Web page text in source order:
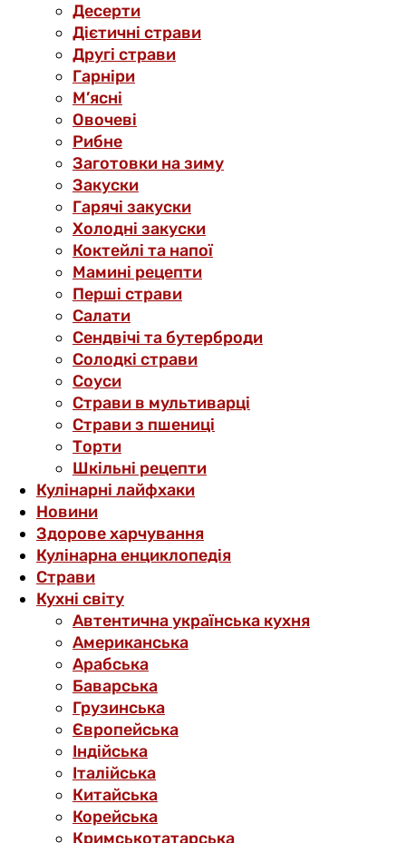
Десерти
Дієтичні страви
Другі страви
Гарніри
М’ясні
Овочеві
Рибне
Заготовки на зиму
Закуски
Гарячі закуски
Холодні закуски
Коктейлі та напої
Мамині рецепти
Перші страви
Салати
Сендвічі та бутерброди
Солодкі страви
Соуси
Страви в мультиварці
Страви з пшениці
Торти
Шкільні рецепти
Кулінарні лайфхаки
Новини
Здорове харчування
Кулінарна енциклопедія
Страви
Кухні світу
Автентична українська кухня
Американська
Арабська
Баварська
Грузинська
Європейська
Індійська
Італійська
Китайська
Корейська
Кримськотатарська